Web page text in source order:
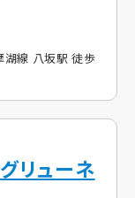
湖線 八坂駅 徒歩
リューネ